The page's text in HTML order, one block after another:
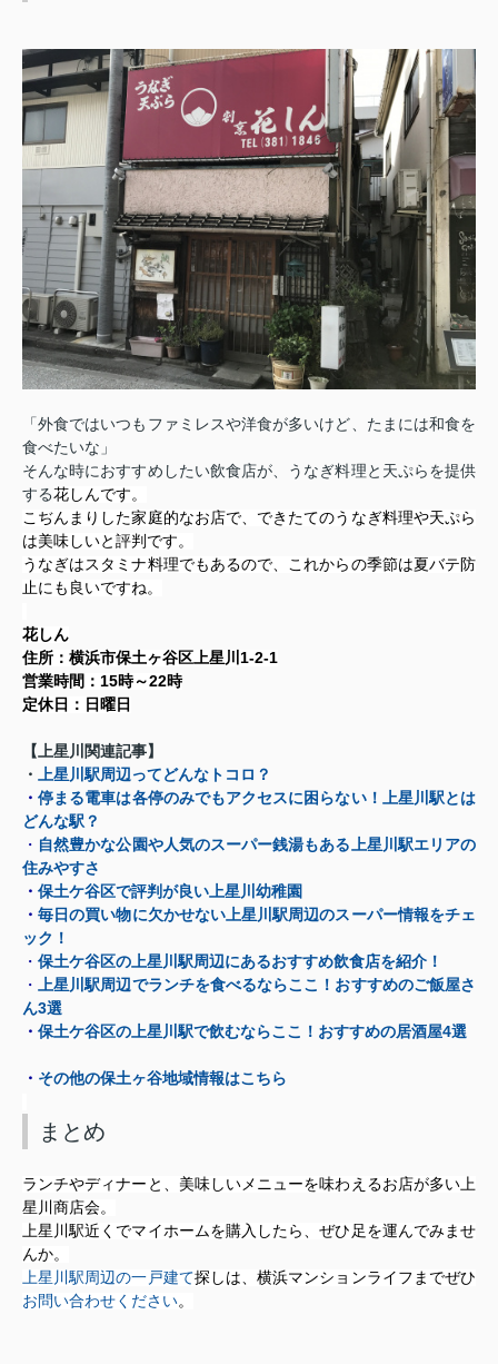
「外食ではいつもファミレスや洋食が多いけど、たまには和食を
食べたいな」
そんな時におすすめしたい飲食店が、うなぎ料理と天ぷらを提供
する花しんです。
こぢんまりした家庭的なお店で、できたてのうなぎ料理や天ぷら
は美味しいと評判です。
うなぎはスタミナ料理でもあるので、これからの季節は夏バテ防
止にも良いですね。
花しん
住所：横浜市保土ヶ谷区上星川 1-2-1
営業時間： 15時～22時
定休日：日曜日
【上星川関連記事】
・
上星川駅周辺ってどんなトコロ？
・停まる電車は各停のみでもアクセスに困らない！上星川駅とは
どんな駅？
・ 自然豊かな公園や人気のスーパー銭湯もある上星川駅エリアの
住みやすさ
・ 保土ケ谷区で評判が良い上星川幼稚園
・毎日の買い物に欠かせない上星川駅周辺のスーパー情報をチェ
ック！
・ 保土ケ谷区の上星川駅周辺にあるおすすめ飲食店を紹介！
・
上星川駅周辺でランチを食べるならここ！おすすめのご飯屋さ
ん3選
・ 保土ケ谷区の上星川駅で飲むならここ！おすすめの居酒屋4選
・ その他の保土ヶ谷地域情報はこちら
まとめ
ランチやディナーと、美味しいメニューを味わえるお店が多い上
星川商店会。
上星川駅近くでマイホームを購入したら、ぜひ足を運んでみませ
んか。
上星川駅周辺の一戸建て探しは、横浜マンションライフまでぜひ
お問い合わせください。